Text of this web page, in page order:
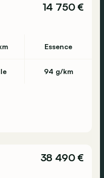
14 750 €
Essence
94 g/km
38 490 €